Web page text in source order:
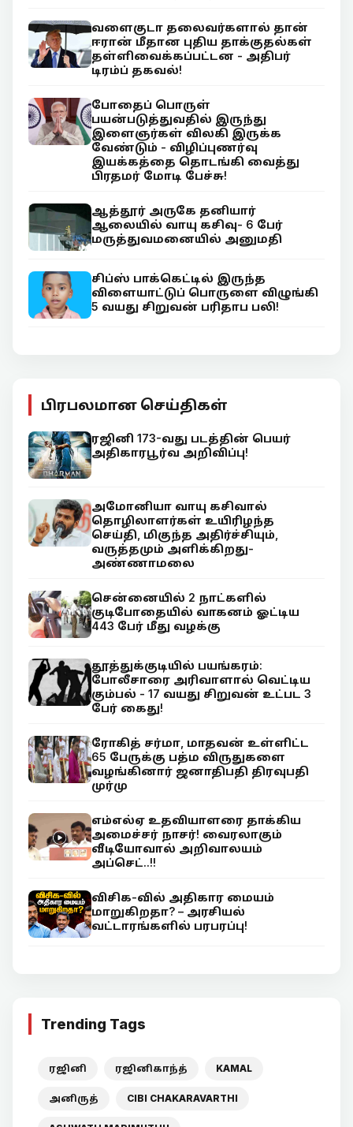
வளைகுடா தலைவர்களால் தான்
ஈரான் மீதான புதிய தாக்குதல்கள்
தள்ளிவைக்கப்பட்டன - அதிபர்
டிரம்ப் தகவல்!
போதைப் பொருள்
பயன்படுத்துவதில் இருந்து
இளைஞர்கள் விலகி இருக்க
வேண்டும் - விழிப்புணர்வு
இயக்கத்தை தொடங்கி வைத்து
பிரதமர் மோடி பேச்சு!
ஆத்தூர் அருகே தனியார்
ஆலையில் வாயு கசிவு- 6 பேர்
மருத்துவமனையில் அனுமதி
சிப்ஸ் பாக்கெட்டில் இருந்த
விளையாட்டுப் பொருளை விழுங்கி
5 வயது சிறுவன் பரிதாப பலி!
பிரபலமான செய்திகள்
ரஜினி 173-வது படத்தின் பெயர்
அதிகாரபூர்வ அறிவிப்பு!
அமோனியா வாயு கசிவால்
தொழிலாளர்கள் உயிரிழந்த
செய்தி, மிகுந்த அதிர்ச்சியும்,
வருத்தமும் அளிக்கிறது-
அண்ணாமலை
சென்னையில் 2 நாட்களில்
குடிபோதையில் வாகனம் ஓட்டிய
443 பேர் மீது வழக்கு
தூத்துக்குடியில் பயங்கரம்:
போலீசாரை அரிவாளால் வெட்டிய
கும்பல் - 17 வயது சிறுவன் உட்பட 3
பேர் கைது!
ரோகித் சர்மா, மாதவன் உள்ளிட்ட
65 பேருக்கு பத்ம விருதுகளை
வழங்கினார் ஜனாதிபதி திரவுபதி
முர்மு
எம்எல்ஏ உதவியாளரை தாக்கிய
அமைச்சர் நாசர்! வைரலாகும்
வீடியோவால் அறிவாலயம்
அப்செட்..!!
விசிக-வில் அதிகார மையம்
மாறுகிறதா? – அரசியல்
வட்டாரங்களில் பரபரப்பு!
Trending Tags
ரஜினி ரஜினிகாந்த் KAMAL
அனிருத் CIBI CHAKARAVARTHI